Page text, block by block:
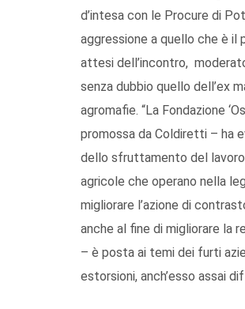
d’intesa con le Procure di
aggressione a quello che è il
attesi dell’incontro,
senza dubbio quello dell’ex
agromafie. “La Fondazione
promossa da Coldiretti – ha
dello sfruttamento del lavoro
agricole che operano nella
migliorare l’azione di
anche al fine di migliorare la
– è posta ai temi dei furti
estorsioni, anch’esso assai